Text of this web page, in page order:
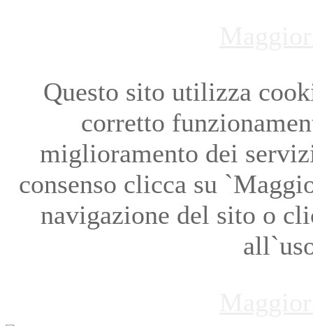
Questo sito utilizza
corretto
miglioramento dei
consenso clicca su
navigazione del sito o